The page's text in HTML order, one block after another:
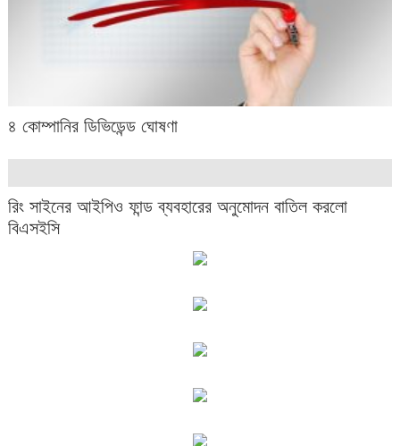
৪ কোম্পানির ডিভিডেন্ড ঘোষণা
রিং সাইনের আইপিও ফান্ড ব্যবহারের অনুমোদন বাতিল করলো
বিএসইসি